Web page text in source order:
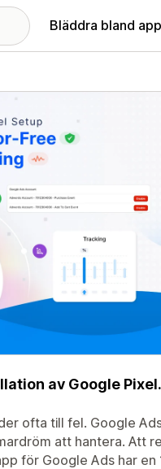
Bläddra bland
av Google
ofta till fel. Google
att hantera. Att
för Google Ads har en